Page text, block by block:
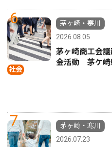
6
社会
茅ヶ崎・寒川
2026.08.05
茅ヶ崎商工会
金活動 茅ケ崎
7
茅ヶ崎・寒川
2026.07.23